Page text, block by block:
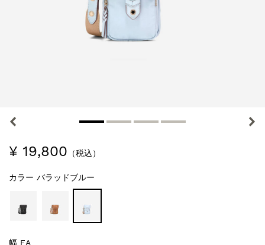
¥ 19,800 （税込）
カラー バラッドブルー
幅 EA